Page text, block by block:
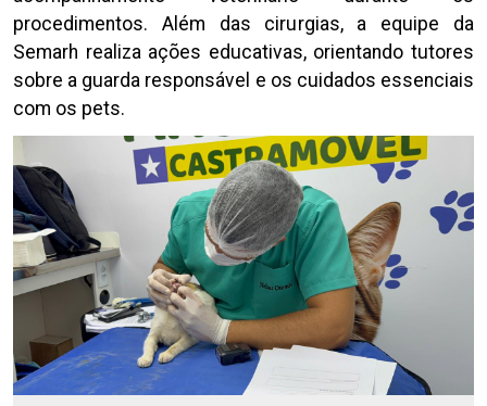
procedimentos. Além das cirurgias, a equipe da
Semarh realiza ações educativas, orientando tutores
sobre a guarda responsável e os cuidados essenciais
com os pets.